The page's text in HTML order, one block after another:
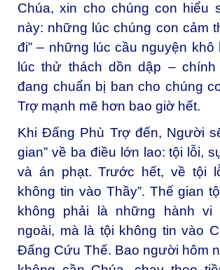
Chúa, xin cho chúng con hiểu
này: những lúc chúng con cảm
đi” – những lúc cầu nguyện khô
lúc thử thách dồn dập –
đang chuẩn bị ban cho chúng
Trợ mạnh mẽ hơn bao giờ hết.
Khi Đấng Phù Trợ đến, Người
gian” về ba điều lớn lao: tội lỗi,
và án phạt. Trước hết, về tội
không tin vào Thầy”. Thế gian
không phải là những hành vi
ngoài, mà là tội không tin vào
Đấng Cứu Thế. Bao người hôm